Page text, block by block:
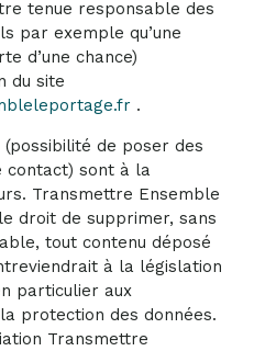
tenue responsable des
par exemple qu’une
d’une chance)
du site
.
de poser des
contact) sont à la
Transmettre Ensemble
droit de supprimer, sans
tout contenu déposé
à la législation
particulier aux
protection des données.
Transmettre